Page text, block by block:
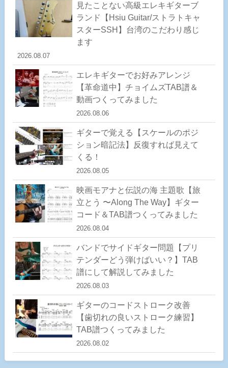
見たことない高級エレキギターブ
ランド【Hsiu Guitar/ストラトキャ
スターSSH】台湾のこだわり感じ
ます
2026.08.07
エレキギターでお好みアレンジ
【革命道中】チョイムズTAB譜＆
動画つくってみました
2026.08.06
ギターで覚える【スケールのポジ
ション暗記法】反復すれば見えて
くる！
2026.08.05
映画モアナと伝説の海 主題歌【旅
立とう 〜Along The Way】ギター
コード＆TAB譜つくってみました
2026.08.04
バンドでサイドギター問題【プリ
テンダーどう弾けばいい？】TAB
譜にして解説してみました
2026.08.03
ギターのコードストローク改善
【歯切れの良いストローク練習】
TAB譜つくってみました
2026.08.02